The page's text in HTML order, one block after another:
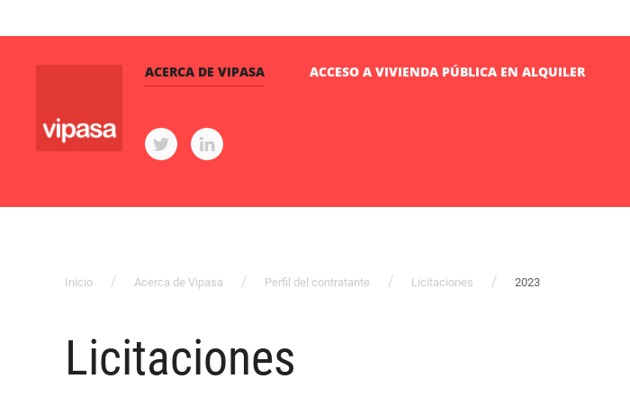
ACERCA DE VIPASA ACCESO A VIVIENDA PÚBLICA EN ALQUILER
Inicio Acerca de Vipasa Perfil del contratante Licitaciones 2023
Licitaciones